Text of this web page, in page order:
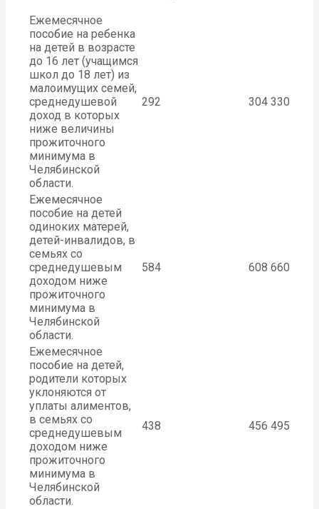
Ежемесячное
пособие на ребенка
на детей в возрасте
до 16 лет (учащимся
школ до 18 лет) из
малоимущих семей,
среднедушевой
доход в которых
ниже величины
прожиточного
минимума в
Челябинской
области.
292 304 330
Ежемесячное
пособие на детей
одиноких матерей,
детей-инвалидов, в
семьях со
среднедушевым
доходом ниже
прожиточного
минимума в
Челябинской
области.
584 608 660
Ежемесячное
пособие на детей,
родители которых
уклоняются от
уплаты алиментов,
в семьях со
среднедушевым
доходом ниже
прожиточного
минимума в
Челябинской
области.
438 456 495